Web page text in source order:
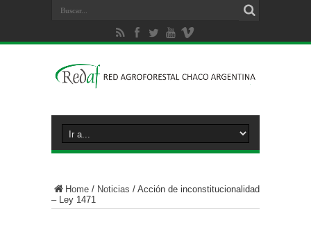
Home / Noticias / Acción de inconstitucionalidad
– Ley 1471